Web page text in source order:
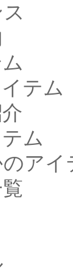
テム
ム
アイ